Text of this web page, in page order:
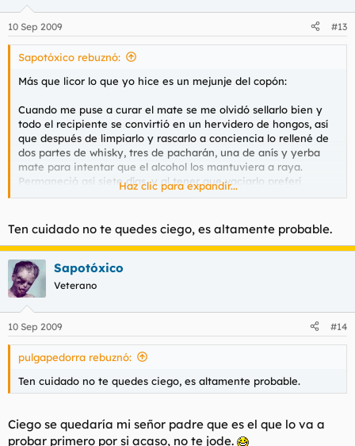
10 Sep 2009 #13
Sapotóxico rebuznó:
Más que licor lo que yo hice es un mejunje del copón:
Cuando me puse a curar el mate se me olvidó sellarlo bien y
todo el recipiente se convirtió en un hervidero de hongos, así
que después de limpiarlo y rascarlo a conciencia lo rellené de
dos partes de whisky, tres de pacharán, una de anís y yerba
mate para intentar que el alcohol los mantuviera a raya.
Permaneció así siete días, y al tener que vaciarlo preferí
meterlo en un bote (de mayonesa) por si acaso sabía bien. Y
armario oscuro, porque por cantidad no daba ni para una copa
y no era plan de desperdiciarlo en tres o cuatro chupitos.
Entonces mi padre trajo del pueblo aguardiente y miel caseras
y vi la lulz.
Cogí más o menos un cuarto de kilo de yerba mate y lo pasé
por un tamiz para separar el polvo, que es mucho más
concentrado en mateína y en todas las vitaminas y minerales
que la planta contiene de por sí. Conseguí un par de
cucharadas soperas, la yerba a la basura, como no.
Puse a calentar (nunca hervir) infusión de mate colada con té
verde, té rojo y espino blanco, la miel sacada días antes de la
de unos minutos lo colé y lo mezclé con el mejunje primerizo,
añadí un tercio de aguardiente y dos cucharadas soperas de
Haz clic para expandir...
Ten cuidado no te quedes ciego, es altamente probable.
Sapotóxico
Veterano
10 Sep 2009 #14
pulgapedorra rebuznó:
Ten cuidado no te quedes ciego, es altamente probable.
Ciego se quedaría mi señor padre que es el que lo va a
probar primero por si acaso, no te jode.